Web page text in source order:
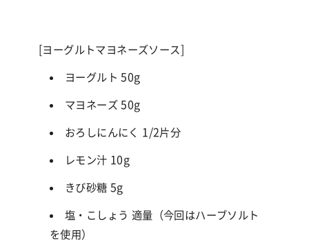
[ヨーグルトマヨネーズソース]
ヨーグルト 50g
マヨネーズ 50g
おろしにんにく 1/2片分
レモン汁 10g
きび砂糖 5g
塩・こしょう 適量（今回はハーブソルト
を使用）